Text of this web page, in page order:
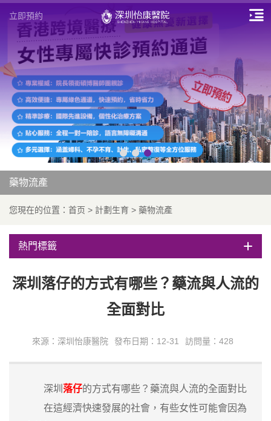
立即預約
藥物流產
您現在的位置： 首页 > 計劃生育 > 藥物流產
熱門標籤
深圳落仔的方式有哪些？藥流與人流的
全面對比
來源：深圳怡康醫院 發布日期：12-31 訪問量：428
深圳 落仔的方式有哪些？藥流與人流的全面對比
在這經濟快速發展的社會，有些女性可能會因為